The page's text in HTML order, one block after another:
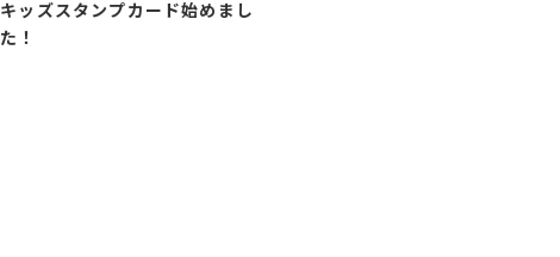
キッズスタンプカード始めまし
た！